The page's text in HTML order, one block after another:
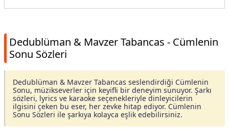
Dedublüman & Mavzer Tabancas - Cümlenin
Sonu Sözleri
Dedublüman & Mavzer Tabancas seslendirdiği Cümlenin
Sonu, müzikseverler için keyifli bir deneyim sunuyor. Şarkı
sözleri, lyrics ve karaoke seçenekleriyle dinleyicilerin
ilgisini çeken bu eser, her zevke hitap ediyor. Cümlenin
Sonu Sözleri ile şarkıya kolayca eşlik edebilirsiniz.